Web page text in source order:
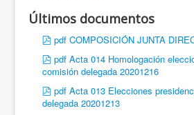
Últimos documentos
pdf COMPOSICIÓN JUNTA
pdf Acta 014 Homologación
comisión delegada 20201216
pdf Acta 013 Elecciones
delegada 20201213